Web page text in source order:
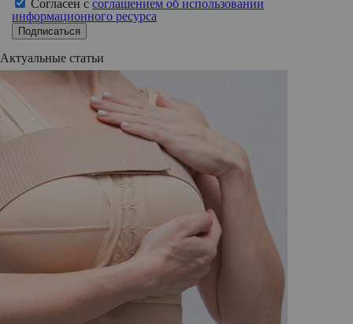
Согласен с соглашением об использовании
информационного ресурса
Подписаться
Актуальные статьи